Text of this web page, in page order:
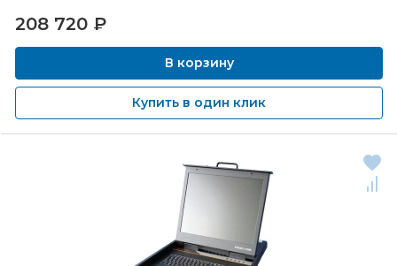
208 720 ₽
В корзину
Купить в один клик